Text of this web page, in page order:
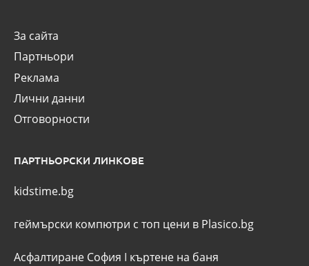
За сайта
Партньори
Реклама
Лични данни
Отговорности
ПАРТНЬОРСКИ ЛИНКОВЕ
kidstime.bg
геймърски компютри с топ цени в Plasico.bg
Асфалтиране София I къртене на баня